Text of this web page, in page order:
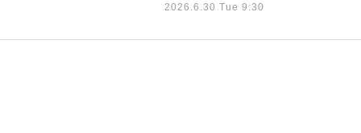
2026.6.30 Tue 9:30